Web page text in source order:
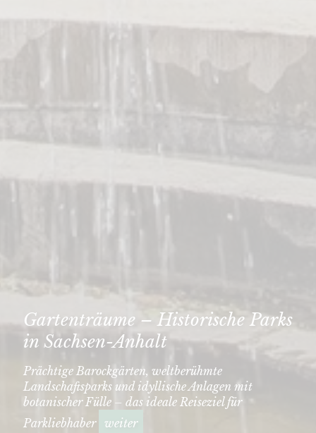
Gartenträume – Historische Parks
in Sachsen-Anhalt
Prächtige Barockgärten, weltberühmte
Landschaftsparks und idyllische Anlagen mit
botanischer Fülle – das ideale Reiseziel für
Parkliebhaber weiter